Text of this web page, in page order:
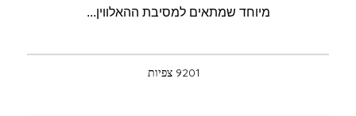
מיוחד שמתאים למסיבת ההאלווין...
9201 צפיות